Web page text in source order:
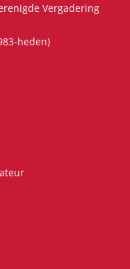
Vergadering
heden)